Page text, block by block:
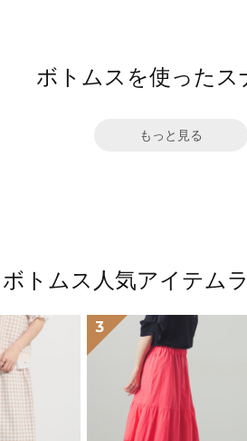
ボトムスを使ったス
もっと見る
ボトムス人気アイテム
3